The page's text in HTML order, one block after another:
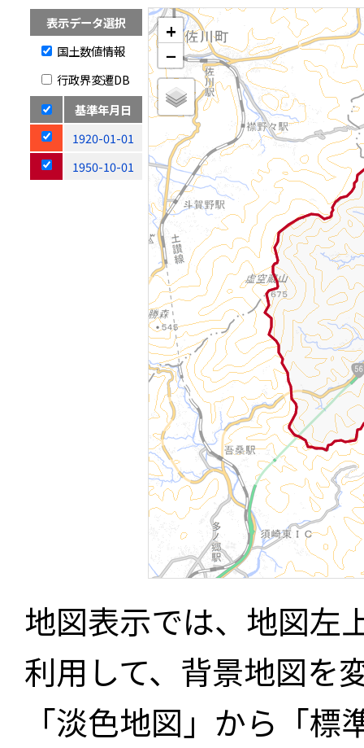
表示データ選択
国土数値情報
行政界変遷DB
基準年月日
1920-01-01
1950-10-01
+
−
地図表示では、地図左
利用して、背景地図を
「淡色地図」から「